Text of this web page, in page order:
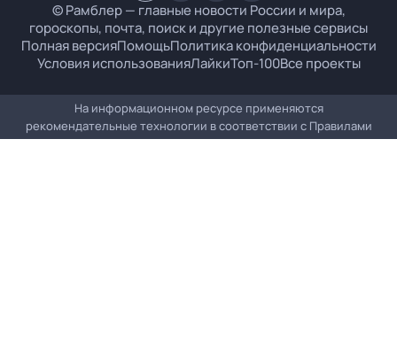
© Рамблер — главные новости России и мира,
гороскопы, почта, поиск и другие полезные сервисы
Полная версияПомощьПолитика конфиденциальности
Условия использованияЛайкиТоп-100Все проекты
На информационном ресурсе применяются
рекомендательные технологии в соответствии с Правилами